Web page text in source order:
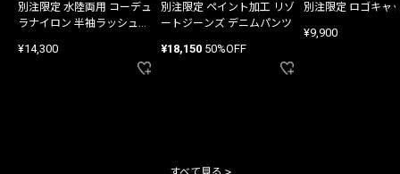
別注限定 水陸両用 コーデュ
ラナイロン 半袖ラッシュガ
¥14,300
別注限定 ペイント加工 リゾ
ートジーンズ デニムパンツ
¥18,150 50%OFF
別注限定 ロゴキャ
¥9,900